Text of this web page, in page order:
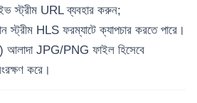
স্ট্রীম URL ব্যবহার করুন;
HLS ফরম্যাটে ক্যাপচার করতে পারে।
আলাদা JPG/PNG ফাইল হিসেবে
করে।